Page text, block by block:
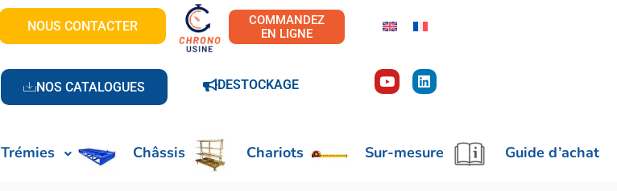
NOUS CONTACTER
NOS CATALOGUES
COMMANDEZ
EN LIGNE
DESTOCKAGE
Trémies Châssis Chariots Sur-mesure Guide d’achat